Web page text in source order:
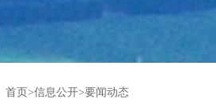
首页 >信息公开>要闻动态